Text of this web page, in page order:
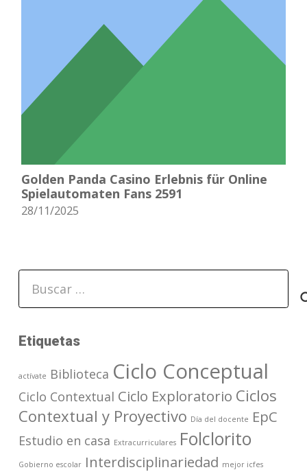
Golden Panda Casino Erlebnis für Online
Spielautomaten Fans 2591
28/11/2025
Etiquetas
actívate Biblioteca Ciclo Conceptual
Ciclo Contextual Ciclo Exploratorio Ciclos
Contextual y Proyectivo Día del docente EpC
Estudio en casa Extracurriculares Folclorito
Gobierno escolar Interdisciplinariedad mejor icfes